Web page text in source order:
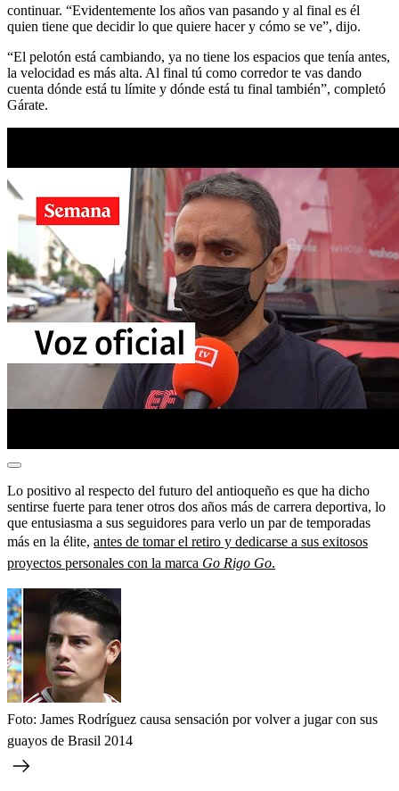
continuar. “Evidentemente los años van pasando y al final es él
quien tiene que decidir lo que quiere hacer y cómo se ve”, dijo.
“El pelotón está cambiando, ya no tiene los espacios que tenía antes,
la velocidad es más alta. Al final tú como corredor te vas dando
cuenta dónde está tu límite y dónde está tu final también”, completó
Gárate.
Lo positivo al respecto del futuro del antioqueño es que ha dicho
sentirse fuerte para tener otros dos años más de carrera deportiva, lo
que entusiasma a sus seguidores para verlo un par de temporadas
más en la élite, antes de tomar el retiro y dedicarse a sus exitosos
proyectos personales con la marca Go Rigo Go.
Foto: James Rodríguez causa sensación por volver a jugar con sus
guayos de Brasil 2014